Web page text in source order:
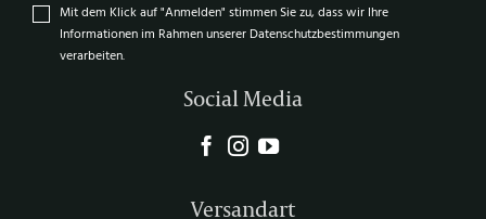
Mit dem Klick auf "Anmelden" stimmen Sie zu, dass wir Ihre
Informationen im Rahmen unserer Datenschutzbestimmungen
verarbeiten.
Social Media
Versandart